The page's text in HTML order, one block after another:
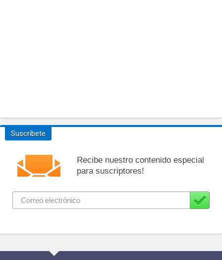
Suscríbete
Recibe nuestro contenido especial
para suscriptores!